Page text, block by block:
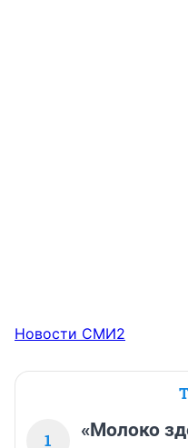
Новости СМИ2
1
«Молоко